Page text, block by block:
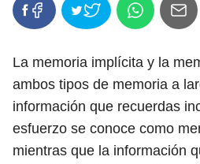
La memoria implícita y la
ambos tipos de memoria a
información que recuerdas
esfuerzo se conoce como
mientras que la información